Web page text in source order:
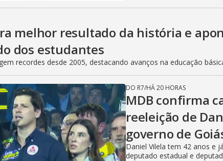
melhor resultado da história e
dos estudantes
recordes desde 2005, destacando avanços na educação
DO R7/HÁ 20 HORAS
MDB confirma
reeleição de
governo de
Daniel Vilela tem 42 anos e
deputado estadual e